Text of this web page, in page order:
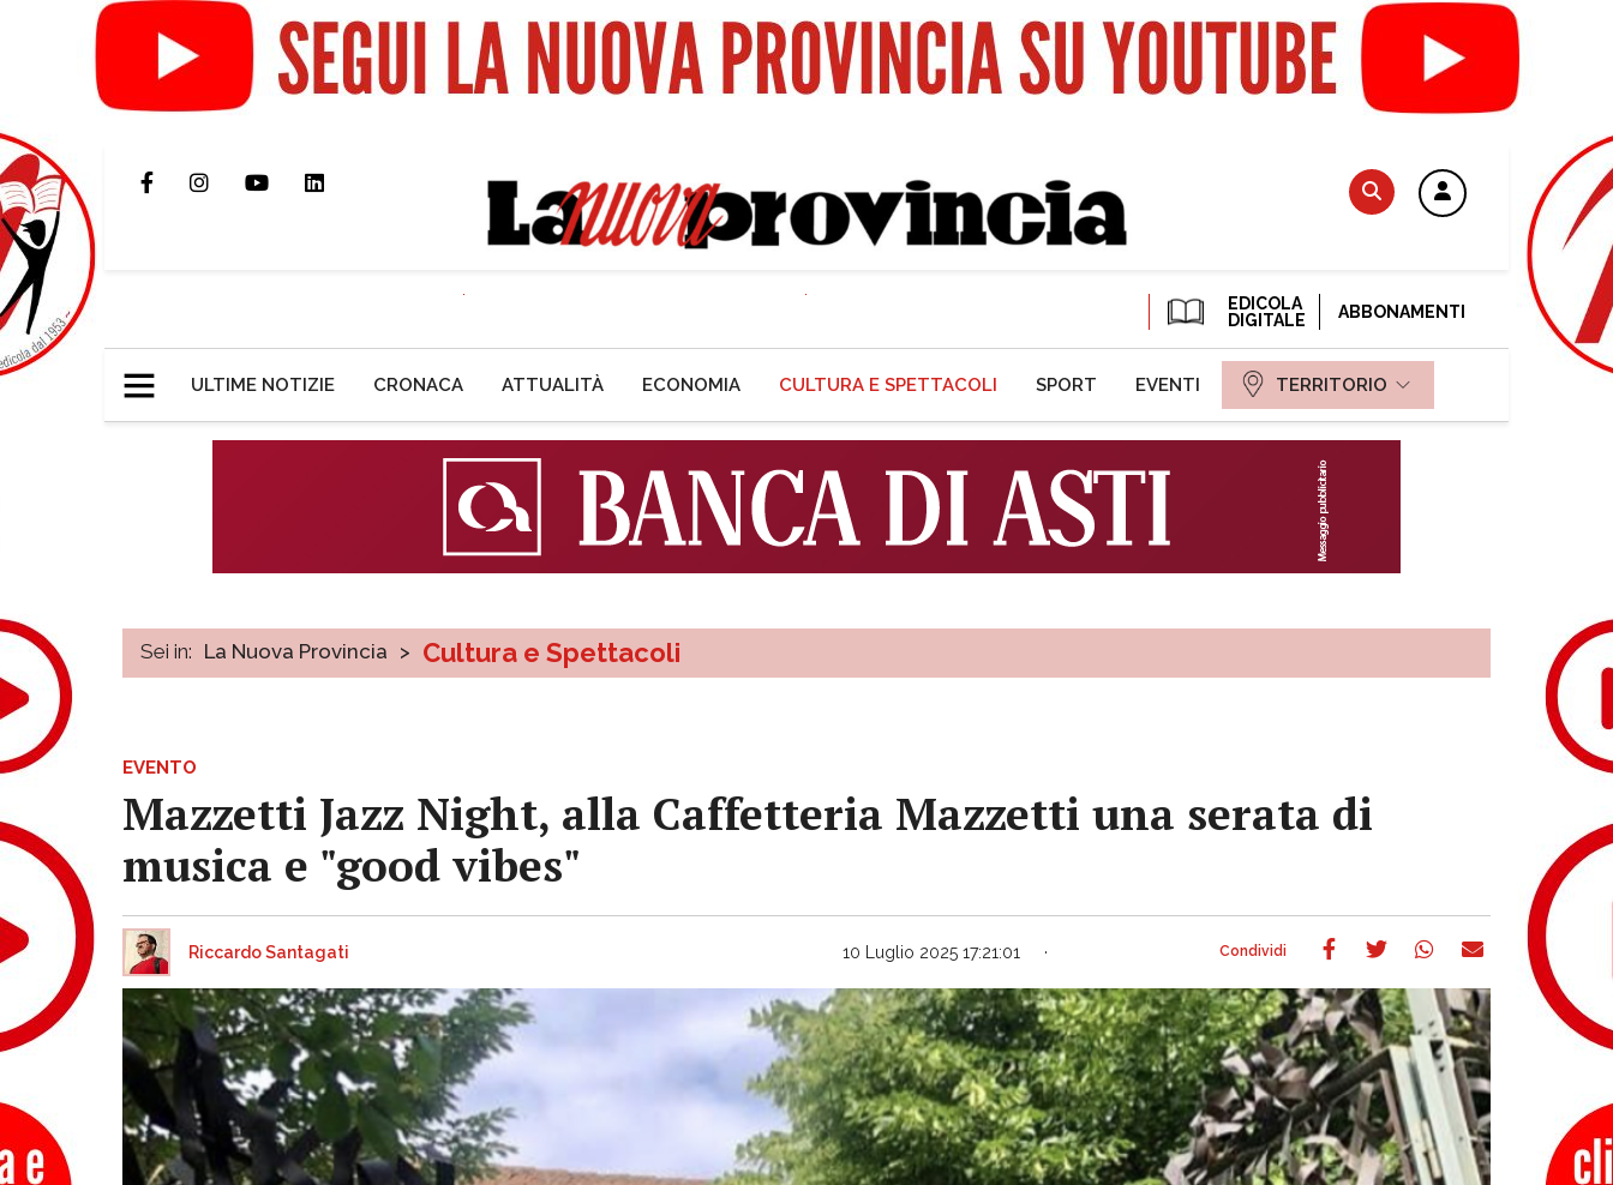
EDICOLA
DIGITALE
ABBONAMENTI
ULTIME NOTIZIE CRONACA ATTUALITÀ ECONOMIA CULTURA E SPETTACOLI SPORT EVENTI TERRITORIO
Sei in: La Nuova Provincia > Cultura e Spettacoli
EVENTO
Mazzetti Jazz Night, alla Caffetteria Mazzetti una serata di
musica e "good vibes"
Riccardo Santagati 10 Luglio 2025 17:21:01